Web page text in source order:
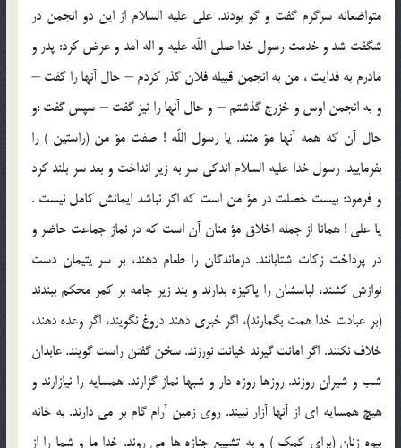
متواضعانه سرگرم گفت و گو بودند. على عليه السلام از اين دو انجمن در
شگفت شد و خدمت رسول خدا صلى اللّه عليه و اله آمد و عرض كرد: پدر و
مادرم به فدايت ، من به انجمن قبيله فلان گذر كردم – حال آنها را گفت –
و به انجمن اوس و خزرج گذشتم – و حال آنها را نيز گفت – سپس گفت :و
حال آن كه همه آنها مؤ منند. يا رسول اللّه ! صفت مؤ من (راستين ) را
بفرماييد. رسول خدا عليه السلام اندكى سر به زير انداخت و بعد سر بلند كرد
و فرمود: بيست خصلت در مؤ من است كه اگر نباشد ايمانش كامل نيست .
يا على ! همانا از جمله اخلاق مؤ منان آن است كه در نماز جماعت حاضر و
در پرداخت زكات شتابانند. درماندگان را طعام دهند، بر سر يتيمان دست
نوازش كشند، لباسشان را پاكيزه بدارند و بند زير جامه بر كمر محكم ببندند
(بر عبادت خدا همت بگمارند)، اگر خبرى دهند دروغ نگويند، اگر وعده دهند،
خلاف نكنند. اگر امانت گيرند خيانت نورزند. سخن گفتن راست گويند. عابدان
شب و شيران روزند. روزها روزه دار و شبها نماز گزارند. همسايه را نيازارند و
هيچ همسايه اى از آنها آزار نبيند. روى زمين آرام گام بر مى دارند. به خانه
بيوه زنان (براى كمك ) و به تشييع جنازه ها مى روند. خدا ما و شما را از